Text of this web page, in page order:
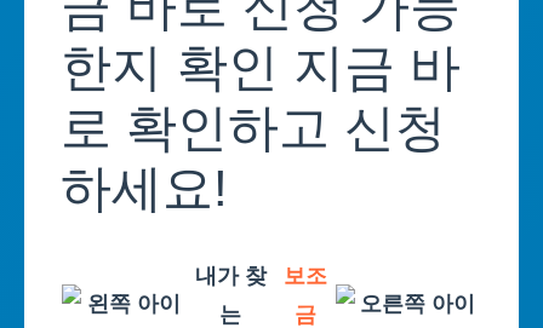
한지 확인 지금 바
로 확인하고 신청
하세요!
내가 찾
는
보조
금